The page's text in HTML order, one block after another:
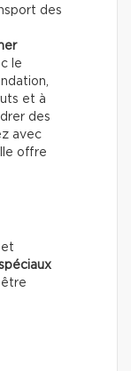
des
le
et à
des
avec
offre
et